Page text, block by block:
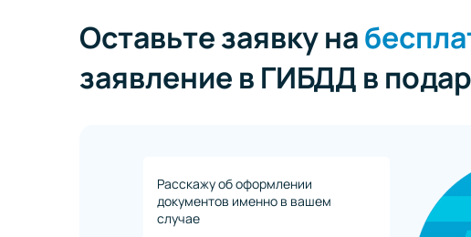
Оставьте заявку на
заявление в ГИБДД в
Расскажу об оформлении
документов именно в вашем
случае